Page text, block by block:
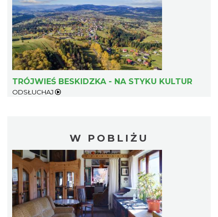
TRÓJWIEŚ BESKIDZKA - NA STYKU KULTUR
ODSŁUCHAJ
W POBLIŻU